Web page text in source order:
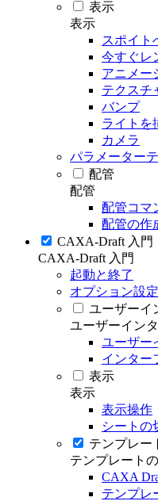
表示
表示
スポイト
今すぐレ
アニメー
テクスチ
バンプ
ライトを
カメラ
パラメーター
配管
配管
配管コマ
配管の作
CAXA-Draft 入門
CAXA-Draft 入門
起動と終了
オプション設定
ユーザーイ
ユーザーイン
ユーザー
インター
表示
表示
表示操作
シートの
テンプレー
テンプレート
CAXA
テンプレ